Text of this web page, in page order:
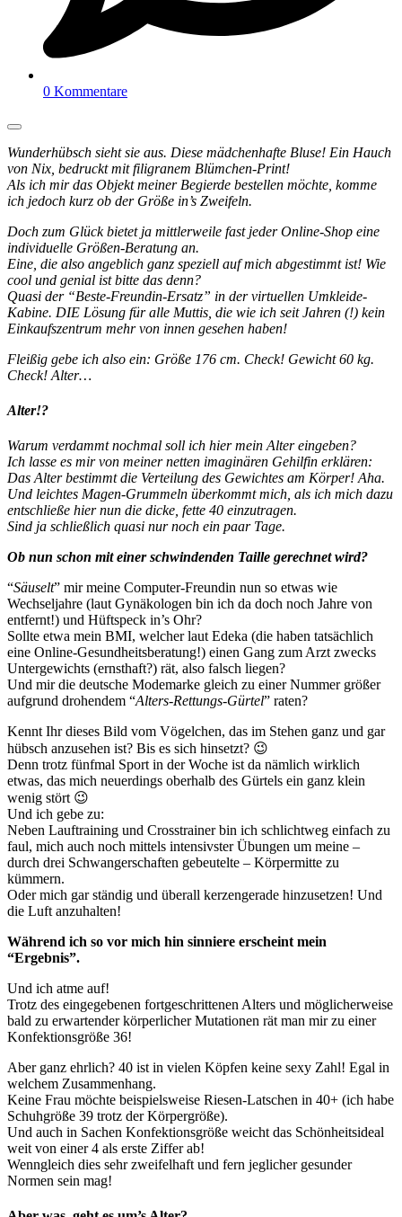
0 Kommentare
Wunderhübsch sieht sie aus. Diese mädchenhafte Bluse! Ein Hauch
von Nix, bedruckt mit filigranem Blümchen-Print!
Als ich mir das Objekt meiner Begierde bestellen möchte, komme
ich jedoch kurz ob der Größe in’s Zweifeln.
Doch zum Glück bietet ja mittlerweile fast jeder Online-Shop eine
individuelle Größen-Beratung an.
Eine, die also angeblich ganz speziell auf mich abgestimmt ist! Wie
cool und genial ist bitte das denn?
Quasi der “Beste-Freundin-Ersatz” in der virtuellen Umkleide-
Kabine. DIE Lösung für alle Muttis, die wie ich seit Jahren (!) kein
Einkaufszentrum mehr von innen gesehen haben!
Fleißig gebe ich also ein: Größe 176 cm. Check! Gewicht 60 kg.
Check! Alter…
Alter!?
Warum verdammt nochmal soll ich hier mein Alter eingeben?
Ich lasse es mir von meiner netten imaginären Gehilfin erklären:
Das Alter bestimmt die Verteilung des Gewichtes am Körper! Aha.
Und leichtes Magen-Grummeln überkommt mich, als ich mich dazu
entschließe hier nun die dicke, fette 40 einzutragen.
Sind ja schließlich quasi nur noch ein paar Tage.
Ob nun schon mit einer schwindenden Taille gerechnet wird?
“Säuselt” mir meine Computer-Freundin nun so etwas wie
Wechseljahre (laut Gynäkologen bin ich da doch noch Jahre von
entfernt!) und Hüftspeck in’s Ohr?
Sollte etwa mein BMI, welcher laut Edeka (die haben tatsächlich
eine Online-Gesundheitsberatung!) einen Gang zum Arzt zwecks
Untergewichts (ernsthaft?) rät, also falsch liegen?
Und mir die deutsche Modemarke gleich zu einer Nummer größer
aufgrund drohendem “Alters-Rettungs-Gürtel” raten?
Kennt Ihr dieses Bild vom Vögelchen, das im Stehen ganz und gar
hübsch anzusehen ist? Bis es sich hinsetzt? 😉
Denn trotz fünfmal Sport in der Woche ist da nämlich wirklich
etwas, das mich neuerdings oberhalb des Gürtels ein ganz klein
wenig stört 😉
Und ich gebe zu:
Neben Lauftraining und Crosstrainer bin ich schlichtweg einfach zu
faul, mich auch noch mittels intensivster Übungen um meine –
durch drei Schwangerschaften gebeutelte – Körpermitte zu
kümmern.
Oder mich gar ständig und überall kerzengerade hinzusetzen! Und
die Luft anzuhalten!
Während ich so vor mich hin sinniere erscheint mein
“Ergebnis”.
Und ich atme auf!
Trotz des eingegebenen fortgeschrittenen Alters und möglicherweise
bald zu erwartender körperlicher Mutationen rät man mir zu einer
Konfektionsgröße 36!
Aber ganz ehrlich? 40 ist in vielen Köpfen keine sexy Zahl! Egal in
welchem Zusammenhang.
Keine Frau möchte beispielsweise Riesen-Latschen in 40+ (ich habe
Schuhgröße 39 trotz der Körpergröße).
Und auch in Sachen Konfektionsgröße weicht das Schönheitsideal
weit von einer 4 als erste Ziffer ab!
Wenngleich dies sehr zweifelhaft und fern jeglicher gesunder
Normen sein mag!